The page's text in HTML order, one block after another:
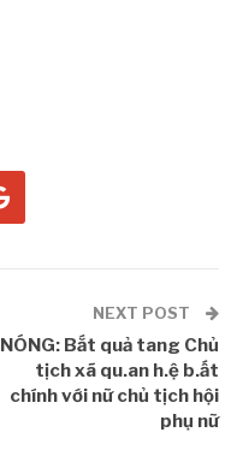
NEXT POST
NÓNG: Bắt quả tang Chủ
tịch xã qu.an h.ệ b.ất
chính với nữ chủ tịch hội
phụ nữ